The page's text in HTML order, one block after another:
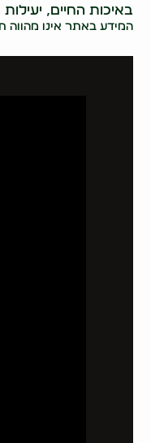
באיכות החיים,
המידע באתר אינו מהווה